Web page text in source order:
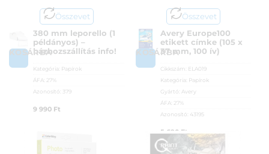
Összevet
KOSÁRBA
380 mm leporello (1
példányos) –
házhozszállítás info!
Kategória: Papírok
ÁFA: 27%
Azonosító: 379
9 990 Ft
Összevet
KOSÁRBA
Avery Europe100
etikett címke (105 x
37 mm, 100 ív)
Cikkszám: ELA019
Kategória: Papírok
Gyártó: Avery
ÁFA: 27%
Azonosító: 43195
5 690Ft